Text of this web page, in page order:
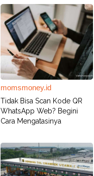
momsmoney.id
Tidak Bisa Scan Kode QR
WhatsApp Web? Begini
Cara Mengatasinya